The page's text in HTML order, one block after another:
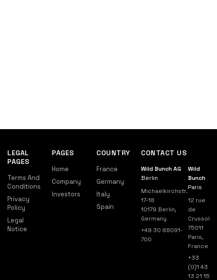
LEGAL
PAGES
Terms And
Conditions
Privacy
Policy
Legal
Notice
PAGES
Home
Company
Investors
COUNTRY
France
Germany
Italy
Spain
CONTACT US
Wild Bunch AG
Berlin
Michaelkirchstr.
17-18
10179 Berlin,
Germany
+49 30 88091-
700
Wild
Bunch
Paris
12 rue
de
Crussol
75011
Paris,
France
+33
(0)1 43
13 21 15